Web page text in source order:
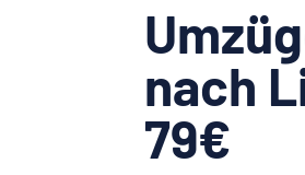
nach
79€